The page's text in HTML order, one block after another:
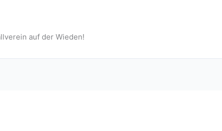
auf der Wieden!